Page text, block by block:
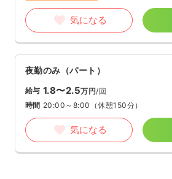
気になる
夜勤のみ（パート）
給与 1.8〜2.5万円/回
時間 20:00～8:00 （休憩150分）
気になる